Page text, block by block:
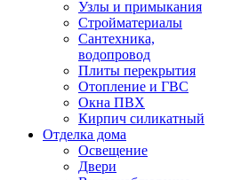
Узлы и примыкания
Стройматериалы
Сантехника,
водопровод
Плиты перекрытия
Отопление и ГВС
Окна ПВХ
Кирпич силикатный
Отделка дома
Освещение
Двери